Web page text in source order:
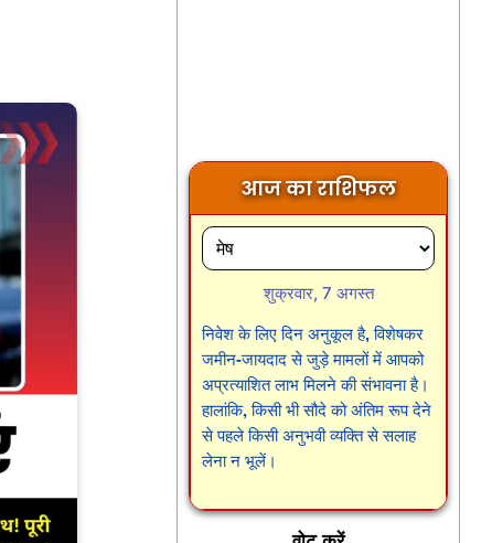
आज का राशिफल
शुक्रवार, 7 अगस्त
निवेश के लिए दिन अनुकूल है, विशेषकर
जमीन-जायदाद से जुड़े मामलों में आपको
अप्रत्याशित लाभ मिलने की संभावना है।
हालांकि, किसी भी सौदे को अंतिम रूप देने
से पहले किसी अनुभवी व्यक्ति से सलाह
लेना न भूलें।